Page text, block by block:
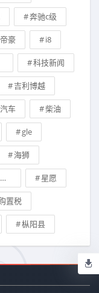
奔驰c级
豪 i8
科技新闻
吉利博越
车 柴油
gle
海狮
星愿
置税
枞阳县